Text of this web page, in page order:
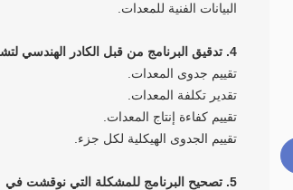
البيانات الفنية للمعدات.
4. تدقيق البرنامج من قبل الكادر الهندسي لتشكيل المراجعة
تقييم جدوى المعدات.
تقدير تكلفة المعدات.
تقييم كفاءة إنتاج المعدات.
تقييم الجدوى الهيكلية لكل جزء.
5. تصحيح البرنامج للمشكلة التي نوقشت في